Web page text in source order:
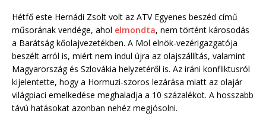
Hétfő este Hernádi Zsolt volt az ATV Egyenes beszéd című
műsorának vendége, ahol elmondta, nem történt károsodás
a Barátság kőolajvezetékben. A Mol elnök-vezérigazgatója
beszélt arról is, miért nem indul újra az olajszállítás, valamint
Magyarország és Szlovákia helyzetéről is. Az iráni konfliktusról
kijelentette, hogy a Hormuzi-szoros lezárása miatt az olajár
világpiaci emelkedése meghaladja a 10 százalékot. A hosszabb
távú hatásokat azonban nehéz megjósolni.